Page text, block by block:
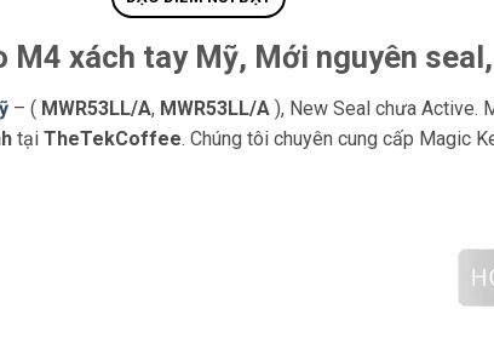
M4 xách tay Mỹ, Mới nguyên
– ( MWR53LL/A, MWR53LL/A ), New Seal chưa Active.
tại TheTekCoffee. Chúng tôi chuyên cung cấp Magic